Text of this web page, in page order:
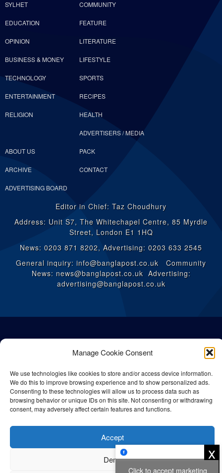
Manage Cookie Consent
We use technologies like cookies to store and/or access device information.
We do this to improve browsing experience and to show personalized ads.
Consenting to these technologies will allow us to process data such as
browsing behavior or unique IDs on this site. Not consenting or withdrawing
consent, may adversely affect certain features and functions.
Accept
Deny
SYLHET COMMUNITY
EDUCATION FEATURE
OPINION LITERATURE
BUSINESS & MONEY LIFESTYLE
TECHNOLOGY SPORTS
ENTERTAINMENT RECIPES
RELIGION HEALTH
ABOUT US
ADVERTISERS / MEDIA
PACK
ARCHIVE CONTACT
ADVERTISING BOARD
Editor in Chief: Taz Choudhury
Address: Unit S7, The Whitechapel Centre, 85 Myrdle
Street, London E1 1HQ
News: 0203 871 8202, Advertising: 0203 633 2545
General inquiry: info@banglapost.co.uk Community
News: news@banglapost.co.uk Advertising:
advertising@banglapost.co.uk
© All rights reserved Bangla Post2026| Any unauthorised use or
reproduction of our content is strictly prohibited.
x
Click to accept marketing